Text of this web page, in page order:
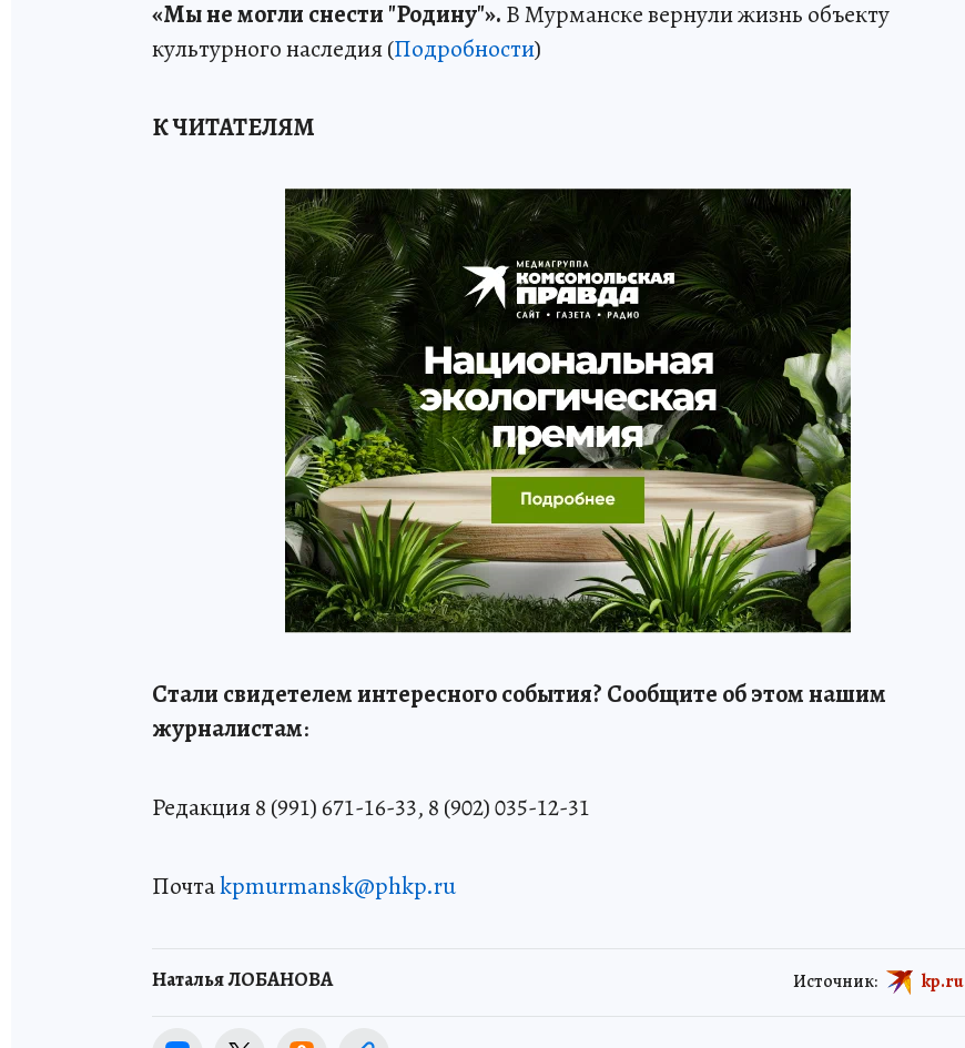
«Мы не могли снести "Родину"». В Мурманске вернули жизнь объекту
культурного наследия (Подробности)
К ЧИТАТЕЛЯМ
Стали свидетелем интересного события? Сообщите об этом нашим
журналистам:
Редакция 8 (991) 671-16-33, 8 (902) 035-12-31
Почтаkpmurmansk@phkp.ru
Наталья ЛОБАНОВА Источник: kp.ru